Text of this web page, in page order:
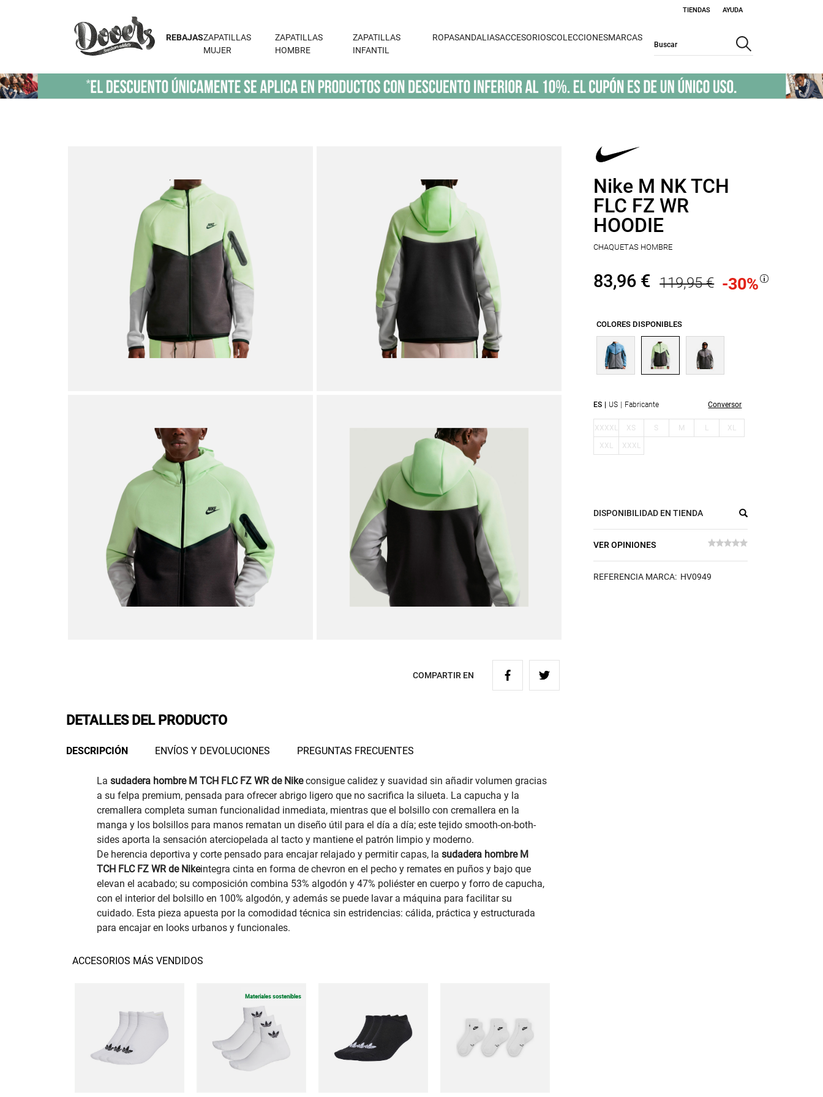
TIENDAS AYUDA
REBAJASZAPATILLAS
MUJER
ZAPATILLAS
HOMBRE
ZAPATILLAS
INFANTIL
ROPASANDALIASACCESORIOSCOLECCIONESMARCAS
Nike M NK TCH
FLC FZ WR
HOODIE
CHAQUETAS HOMBRE
83,96 € 119,95 € -30%
COLORES DISPONIBLES
ES US Fabricante Conversor
XXXXL XS S M L XL
XXL XXXL
DISPONIBILIDAD EN TIENDA
VER OPINIONES
REFERENCIA MARCA: HV0949
COMPARTIR EN
DETALLES DEL PRODUCTO
DESCRIPCIÓN ENVÍOS Y DEVOLUCIONES PREGUNTAS FRECUENTES
La sudadera hombre M TCH FLC FZ WR de Nikeconsigue calidez y suavidad sin añadir volumen gracias
a su felpa premium, pensada para ofrecer abrigo ligero que no sacrifica la silueta. La capucha y la
cremallera completa suman funcionalidad inmediata, mientras que el bolsillo con cremallera en la
manga y los bolsillos para manos rematan un diseño útil para el día a día; este tejido smooth-on-both-
sides aporta la sensación aterciopelada al tacto y mantiene el patrón limpio y moderno.
De herencia deportiva y corte pensado para encajar relajado y permitir capas, la sudadera hombre M
TCH FLC FZ WR de Nikeintegra cinta en forma de chevron en el pecho y remates en puños y bajo que
elevan el acabado; su composición combina 53% algodón y 47% poliéster en cuerpo y forro de capucha,
con el interior del bolsillo en 100% algodón, y además se puede lavar a máquina para facilitar su
cuidado. Esta pieza apuesta por la comodidad técnica sin estridencias: cálida, práctica y estructurada
para encajar en looks urbanos y funcionales.
ACCESORIOS MÁS VENDIDOS
Materiales sostenibles